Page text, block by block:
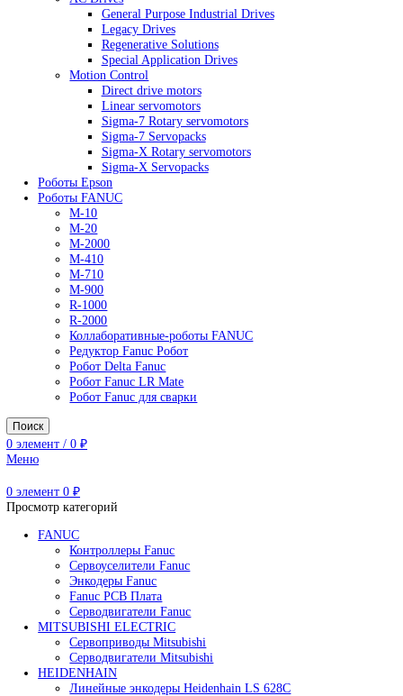
Газовый электромагнитный клапан Siemens
Сервопривод Siemens SKP
Сервопривод Siemens SQM
Сервопривод Siemens SQN
Yaskawa
AC Drives
General Purpose Industrial Drives
Legacy Drives
Regenerative Solutions
Special Application Drives
Motion Control
Direct drive motors
Роботы Epson
Роботы FANUC
M-10
M-20
M-2000
M-410
R-1000
Редуктор Fanuc Робот
Робот Delta Fanuc
Робот Fanuc LR Mate
Робот Fanuc для сварки
элемент / 0₽
Меню
элемент 0₽
Просмотр категорий